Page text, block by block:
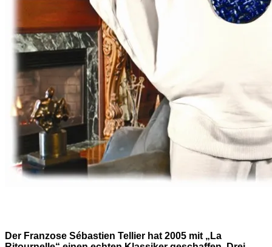
Der Franzose Sébastien Tellier hat 2005 mit „La